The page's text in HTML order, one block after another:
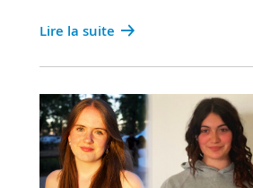
Lire la suite